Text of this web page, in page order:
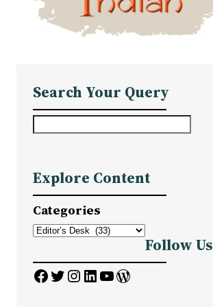
Search Your Query
r
c
h
Explore Content
Categories
Follow Us
Facebook Twitter InstagramLinkedIn YouTube WordPress